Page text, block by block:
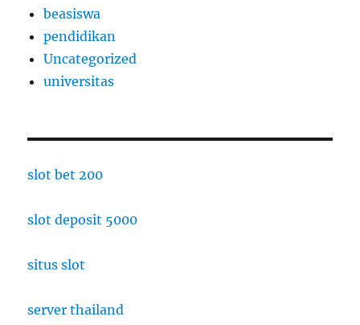
beasiswa
pendidikan
Uncategorized
universitas
slot bet 200
slot deposit 5000
situs slot
server thailand